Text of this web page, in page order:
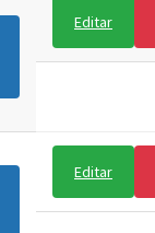
Editar
Editar